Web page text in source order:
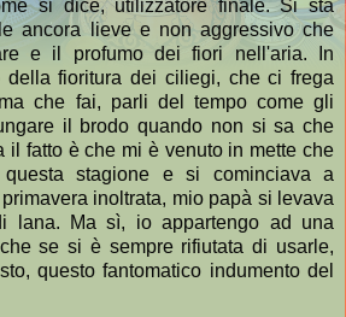
si dice, utilizzatore finale. Si sta
ancora lieve e non aggressivo che
e il profumo dei fiori nell'aria. In
fioritura dei ciliegi, che ci frega
che fai, parli del tempo come gli
il brodo quando non si sa che
il fatto è che mi è venuto in mette che
questa stagione e si cominciava a
inoltrata, mio papà si levava
lana. Ma sì, io appartengo ad una
se si è sempre rifiutata di usarle,
questo fantomatico indumento del